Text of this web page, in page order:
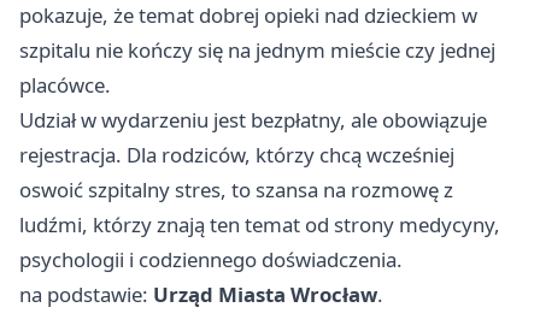
pokazuje, że temat dobrej opieki nad dzieckiem w
szpitalu nie kończy się na jednym mieście czy jednej
placówce.
Udział w wydarzeniu jest bezpłatny, ale obowiązuje
rejestracja. Dla rodziców, którzy chcą wcześniej
oswoić szpitalny stres, to szansa na rozmowę z
ludźmi, którzy znają ten temat od strony medycyny,
psychologii i codziennego doświadczenia.
na podstawie: Urząd Miasta Wrocław.